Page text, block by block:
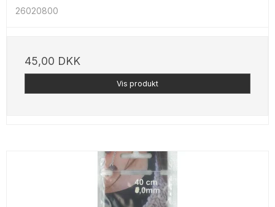
26020800
45,00 DKK
Vis produkt